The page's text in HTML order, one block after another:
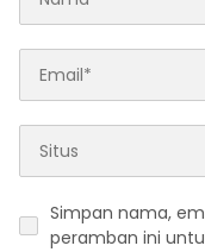
Simpan nama,
peramban ini